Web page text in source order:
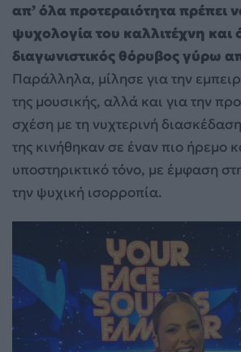
απ’ όλα προτεραιότητα πρέπει
ψυχολογία του καλλιτέχνη και
διαγωνιστικός θόρυβος γύρω
Παράλληλα, μίλησε για την
της μουσικής, αλλά και για την
σχέση με τη νυχτερινή
της κινήθηκαν σε έναν πιο ήρεμο
υποστηρικτικό τόνο, με έμφαση
την ψυχική ισορροπία.